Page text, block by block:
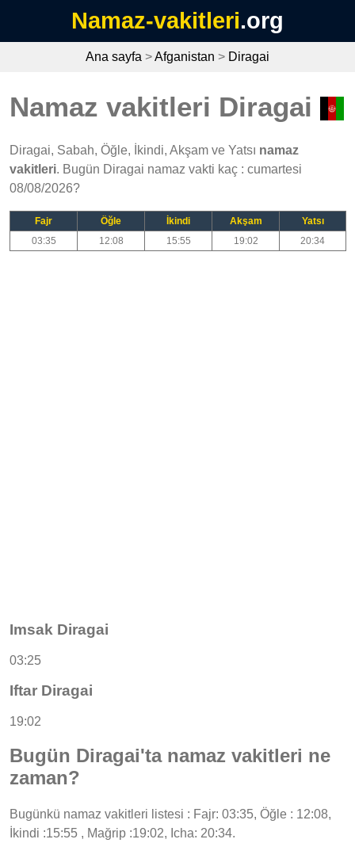
Namaz-vakitleri.org
Ana sayfa >Afganistan > Diragai
Namaz vakitleri Diragai
Diragai, Sabah, Öğle, İkindi, Akşam ve Yatsı namaz
vakitleri. Bugün Diragai namaz vakti kaç : cumartesi
08/08/2026?
Fajr Öğle İkindi Akşam
Yatsı
03:35
12:08 15:55 19:02 20:34
Imsak Diragai
03:25
Iftar Diragai
19:02
Bugün Diragai'ta namaz vakitleri ne
zaman?
Bugünkü namaz vakitleri listesi : Fajr: 03:35, Öğle : 12:08,
İkindi :15:55 , Mağrip :19:02, Icha: 20:34.